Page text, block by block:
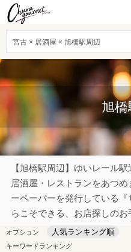
宮古 × 居酒屋 × 旭橋駅周辺
旭橋
【旭橋駅周辺】ゆいレール
居酒屋・レストランをあつ
ーペーパーを発行している
らこそできる、お店探しのお
オプション 人気ランキング順
キーワードランキング